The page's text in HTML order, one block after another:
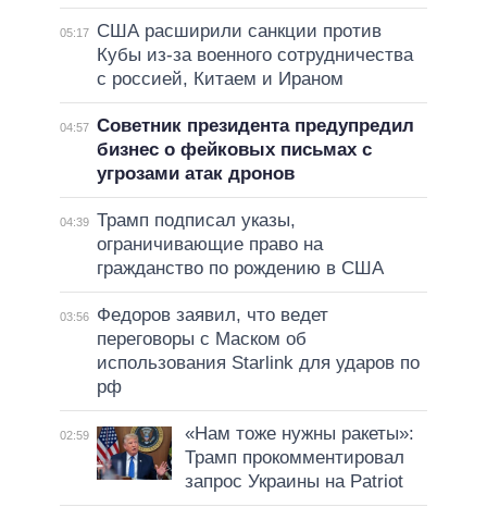
05:17
США расширили санкции против
Кубы из-за военного сотрудничества
с россией, Китаем и Ираном
04:57 Советник президента предупредил
бизнес о фейковых письмах с
угрозами атак дронов
04:39 Трамп подписал указы,
ограничивающие право на
гражданство по рождению в США
03:56
Федоров заявил, что ведет
переговоры с Маском об
использования Starlink для ударов по
рф
02:59
«Нам тоже нужны ракеты»:
Трамп прокомментировал
запрос Украины на Patriot